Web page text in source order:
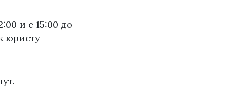
и с 15:00 до
юристу